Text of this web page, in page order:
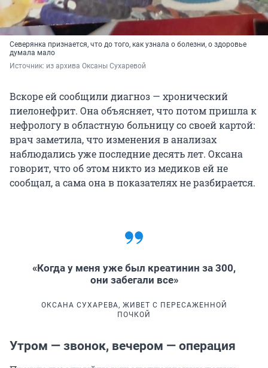
Северянка признается, что до того, как узнала о болезни, о здоровье
думала мало
Источник: из архива Оксаны Сухаревой
Вскоре ей сообщили диагноз — хронический
пиелонефрит. Она объясняет, что потом пришла к
нефрологу в областную больницу со своей картой:
врач заметила, что изменения в анализах
наблюдались уже последние десять лет. Оксана
говорит, что об этом никто из медиков ей не
сообщал, а сама она в показателях не разбирается.
«Когда у меня уже был креатинин за 300,
они забегали все»
ОКСАНА СУХАРЕВА, ЖИВЕТ С ПЕРЕСАЖЕННОЙ
ПОЧКОЙ
Утром — звонок, вечером — операция